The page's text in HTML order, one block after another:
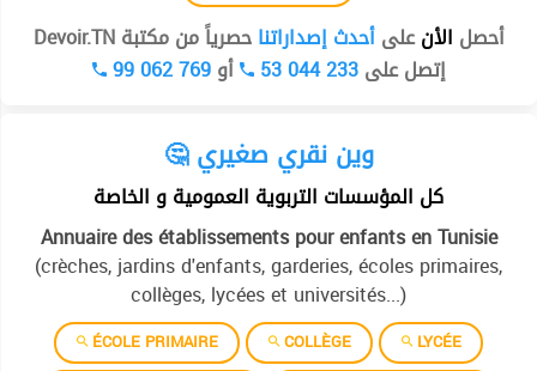
أحصل الأنعلىأحدث إصداراتناحصرياً من مكتبة Devoir.TN
إتصل على53 044 233 أو99 062 769
🤔 وين نقري صغيري
كل المؤسسات التربوية العمومية و الخاصة
Annuaire des établissements pour enfants en Tunisie
(crèches, jardins d'enfants, garderies, écoles primaires,
collèges, lycées et universités...)
ÉCOLE PRIMAIRE COLLÈGE
LYCÉE